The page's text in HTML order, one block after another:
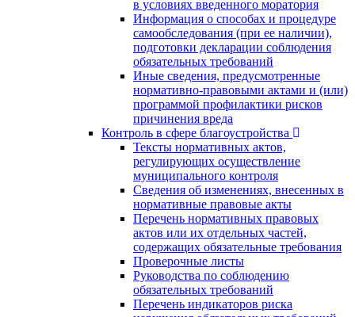
в условиях введенного моратория
Информация о способах и процедуре
самообследования (при ее наличии),
подготовки декларации соблюдения
обязательных требований
Иные сведения, предусмотренные
нормативно-правовыми актами и (или)
программой профилактики рисков
причинения вреда
Контроль в сфере благоустройства
Тексты нормативных актов,
регулирующих осуществление
муниципального контроля
Сведения об изменениях, внесенных в
нормативные правовые акты
Перечень нормативных правовых
актов или их отдельных частей,
содержащих обязательные требования
Проверочные листы
Руководства по соблюдению
обязательных требований
Перечень индикаторов риска